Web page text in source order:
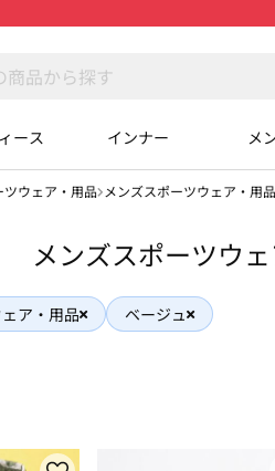
ース インナー メ
ツウェア・用品 メンズスポーツウェア・用
メンズスポーツウ
ア・用品 ベージュ